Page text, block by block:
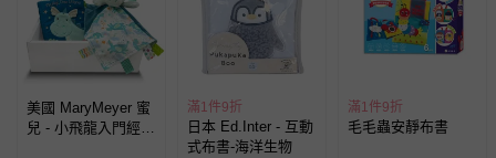
美國 MaryMeyer 蜜
兒 - 小飛龍入門經典
滿1件9折
日本 Ed.Inter - 互動
式布書-海洋生物
滿1件9折
毛毛蟲安靜布書